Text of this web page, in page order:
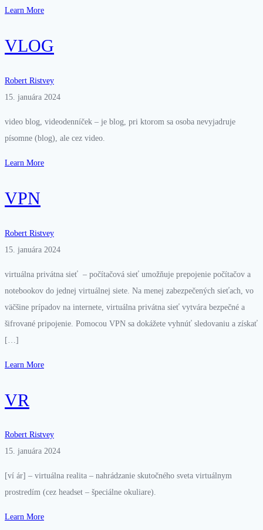
Learn More
VLOG
Robert Ristvey
15. januára 2024
video blog, videodenníček – je blog, pri ktorom sa osoba nevyjadruje
písomne (blog), ale cez video.
Learn More
VPN
Robert Ristvey
15. januára 2024
virtuálna privátna sieť – počítačová sieť umožňuje prepojenie počítačov a
notebookov do jednej virtuálnej siete. Na menej zabezpečených sieťach, vo
väčšine prípadov na internete, virtuálna privátna sieť vytvára bezpečné a
šifrované pripojenie. Pomocou VPN sa dokážete vyhnúť sledovaniu a získať
[…]
Learn More
VR
Robert Ristvey
15. januára 2024
[ví ár] – virtuálna realita – nahrádzanie skutočného sveta virtuálnym
prostredím (cez headset – špeciálne okuliare).
Learn More